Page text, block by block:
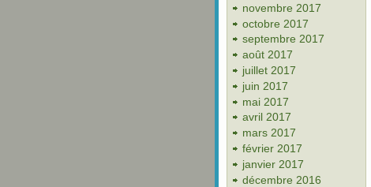
novembre 2017
octobre 2017
septembre 2017
août 2017
juillet 2017
juin 2017
mai 2017
avril 2017
mars 2017
février 2017
janvier 2017
décembre 2016